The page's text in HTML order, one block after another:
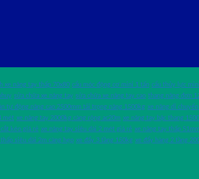
xe nâng tay thấp 70x80 cẩu móc động cơ mini 1 tấn cẩu thủy lực
sửa chữa xe nâng tay sửa chữa xe nâng tay cao thang nâng đơn
tự động nâng cao 2500mm tải trọng nâng 1500kg xe nâng di
mét xe nâng tay 2000kg càng rộng ac20m xe nâng tay bậc thang
kéo giá rẻ xe nâng tay siêu dài 2 mét giá rẻ xe nâng tay thấp
siêu dài 2m càng hẹp xe đẩy 3 tầng 150kg xe đẩy hàng 2 tầng